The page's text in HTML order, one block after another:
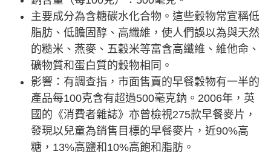
主要成分為含糖碳水化合物。這些穀物常宣稱低
脂肪、低膽固醇、高纖維，使人們誤以為與天然
的糙米、燕麥、五穀米等富含高纖維、維他命、
礦物質和蛋白質的穀物相同。
影響：有調查指，市面售賣的早餐穀物有一半的
產品每100克含有超過500毫克鈉。2006年，英
國的《消費者雜誌》亦曾檢視275款早餐麥片，
發現以兒童為銷售目標的早餐麥片，近90%高
糖，13%高鹽和10%高飽和脂肪。